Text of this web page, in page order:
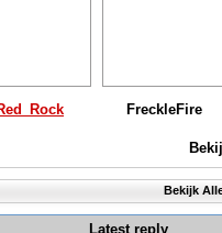
FreckleFire
Bekijk
Latest reply